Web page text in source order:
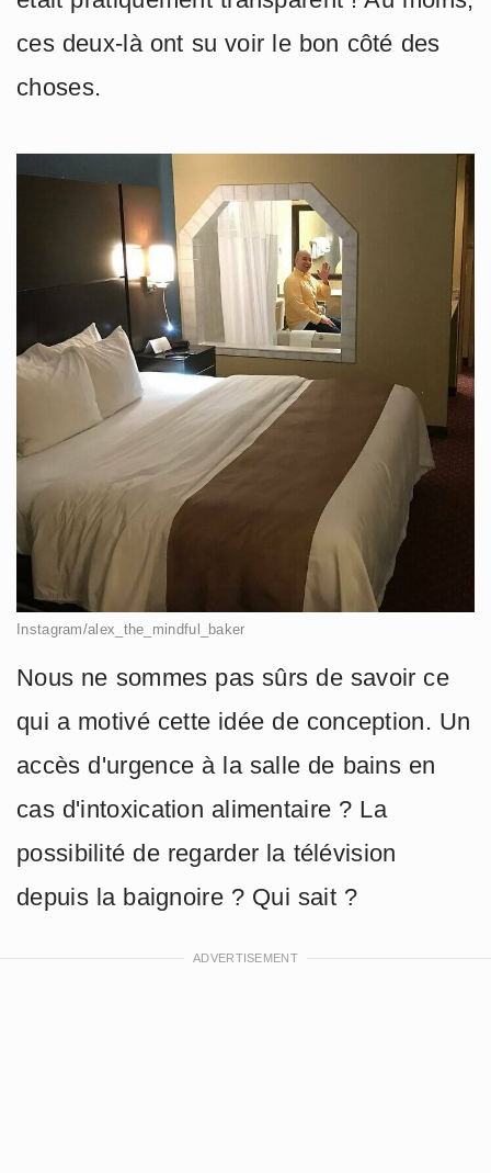
ces deux-là ont su voir le bon côté des
choses.
Instagram/alex_the_mindful_baker
Nous ne sommes pas sûrs de savoir ce
qui a motivé cette idée de conception. Un
accès d'urgence à la salle de bains en
cas d'intoxication alimentaire ? La
possibilité de regarder la télévision
depuis la baignoire ? Qui sait ?